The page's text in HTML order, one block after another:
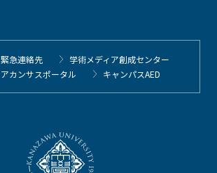
緊急連絡先
学術メディア創成センター
アカンサスポータル
キャンパスAED